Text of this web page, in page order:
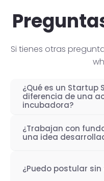
Si tienes otras
¿Qué es un Startup
diferencia de una
incubadora?
Un Startup Studio
de construir
con experiencia.
¿Trabajan con
una idea
Startup Studio es
¿Puedo postular sin